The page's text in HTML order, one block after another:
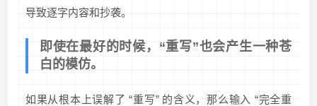
导致逐字内容和抄袭。
即使在最好的时候，“重写”也会产生一种苍
白的模仿。
如果从根本上误解了 “重写” 的含义，那么输入 “完全重